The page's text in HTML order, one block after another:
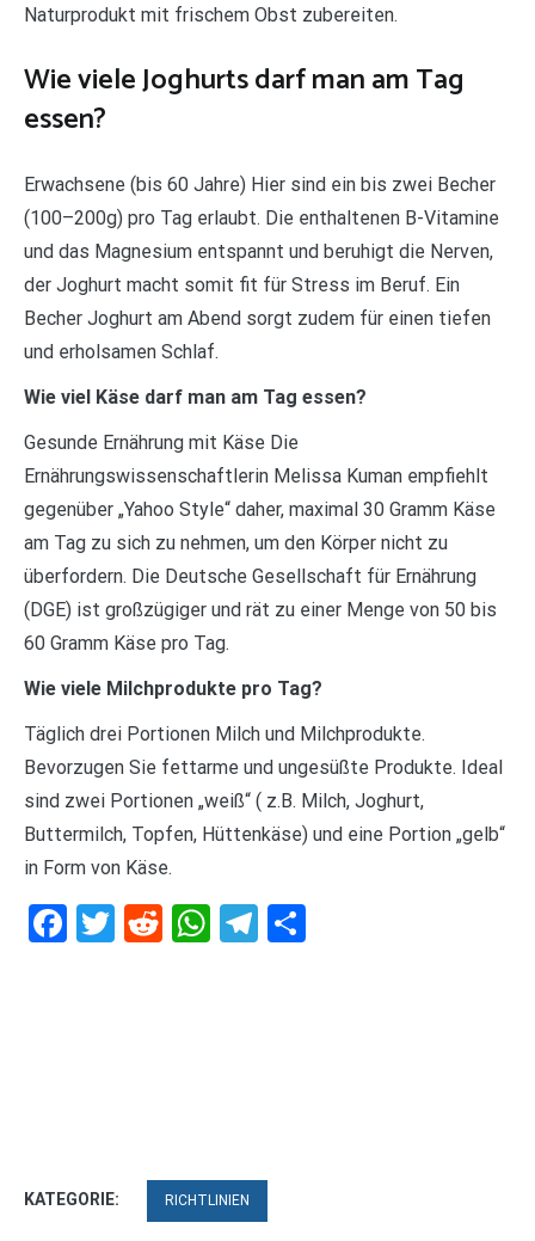
Naturprodukt mit frischem Obst zubereiten.
Wie viele Joghurts darf man am Tag
essen?
Erwachsene (bis 60 Jahre) Hier sind ein bis zwei Becher
(100–200g) pro Tag erlaubt. Die enthaltenen B-Vitamine
und das Magnesium entspannt und beruhigt die Nerven,
der Joghurt macht somit fit für Stress im Beruf. Ein
Becher Joghurt am Abend sorgt zudem für einen tiefen
und erholsamen Schlaf.
Wie viel Käse darf man am Tag essen?
Gesunde Ernährung mit Käse Die
Ernährungswissenschaftlerin Melissa Kuman empfiehlt
gegenüber „Yahoo Style“ daher, maximal 30 Gramm Käse
am Tag zu sich zu nehmen, um den Körper nicht zu
überfordern. Die Deutsche Gesellschaft für Ernährung
(DGE) ist großzügiger und rät zu einer Menge von 50 bis
60 Gramm Käse pro Tag.
Wie viele Milchprodukte pro Tag?
Täglich drei Portionen Milch und Milchprodukte.
Bevorzugen Sie fettarme und ungesüßte Produkte. Ideal
sind zwei Portionen „weiß“ ( z.B. Milch, Joghurt,
Buttermilch, Topfen, Hüttenkäse) und eine Portion „gelb“
in Form von Käse.
Facebook
Twitter
RedditWhatsApp
Telegram
KATEGORIE: RICHTLINIEN